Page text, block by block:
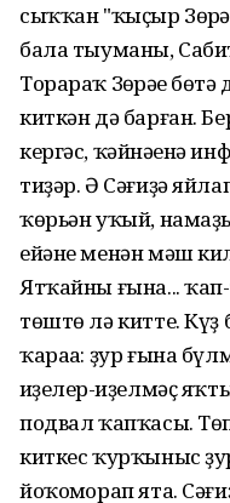
сыҡҡан "ҡыҫыр
бала тыуманы,
Торараҡ Зөһрәһе
киткән дә барған.
кергәс, ҡәйнәһенә
тиҙәр. Ә Сәғиҙә
ҡөрьән уҡый,
ейәне менән мәш
Ятҡайны ғына...
төштө лә китте. Күҙ
ҡараһа: ҙур ғына
һиҙелер-һиҙелмәҫ
подвал ҡапҡасы.
киткес ҡурҡыныс
йоҡомһорап ята.